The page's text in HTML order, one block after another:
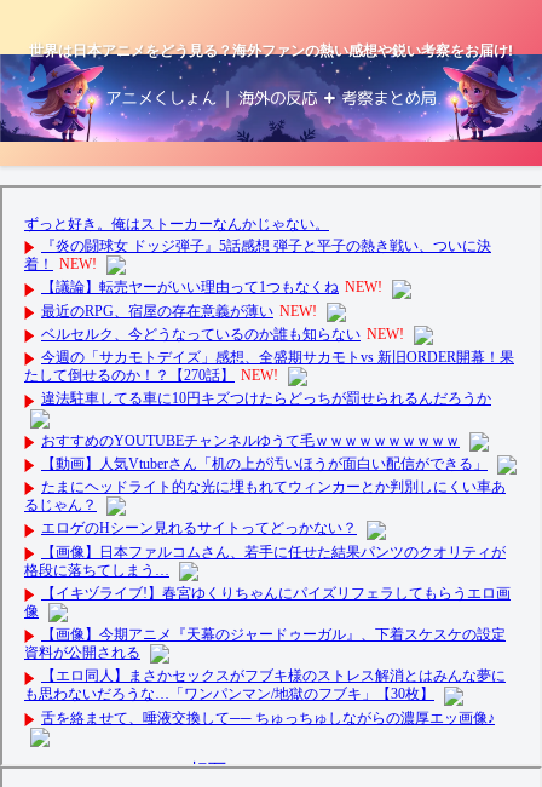
世界は日本アニメをどう見る？海外ファンの熱い感想や鋭い考察をお届け!